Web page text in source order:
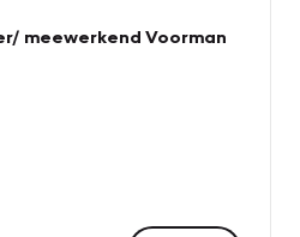
meewerkend Voorman